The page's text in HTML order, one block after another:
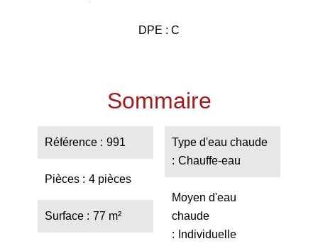
DPE : C
Sommaire
Référence 991
Pièces 4 pièces
Surface 77 m²
Type d'eau chaude
Chauffe-eau
Moyen d'eau
chaude
Individuelle